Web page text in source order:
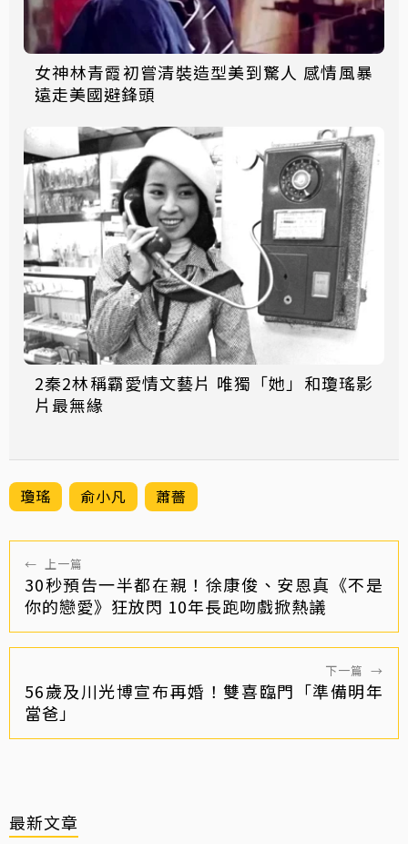
女神林青霞初嘗清裝造型美到驚人 感情風暴
遠走美國避鋒頭
2秦2林稱霸愛情文藝片 唯獨「她」和瓊瑤影
片最無緣
瓊瑤 俞小凡 蕭薔
← 上一篇
30秒預告一半都在親！徐康俊、安恩真《不是
你的戀愛》狂放閃 10年長跑吻戲掀熱議
下一篇 →
56歲及川光博宣布再婚！雙喜臨門「準備明年
當爸」
最新文章